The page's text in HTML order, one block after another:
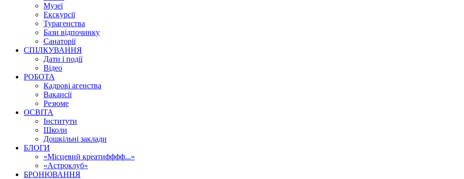
Музеї
Екскурсії
Турагенства
Бази відпочинку
Санаторії
СПІЛКУВАННЯ
Дати і події
Відео
РОБОТА
Кадрові агенства
Вакансії
Резюме
ОСВІТА
Інститути
Школи
Дошкільні заклади
БЛОГИ
«Місцевий креатифффф...»
«Астроклуб»
БРОНЮВАННЯ